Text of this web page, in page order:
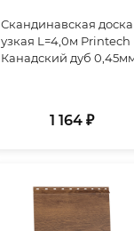
Скандинавская доска
узкая L=4,0м Printech
Канадский дуб
1 164 ₽